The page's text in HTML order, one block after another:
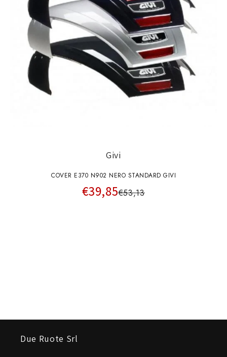
Givi
COVER E370 N902 NERO STANDARD GIVI
€39,85€53,13
Due Ruote Srl